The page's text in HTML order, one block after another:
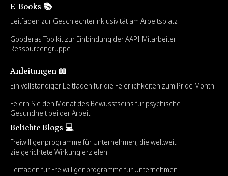
E-Books 📚
Leitfaden zur Geschlechterinklusivität am Arbeitsplatz
Gooderas Toolkit zur Einbindung der AAPI-Mitarbeiter-
Ressourcengruppe
Anleitungen 📖
Ein vollständiger Leitfaden für die Feierlichkeiten zum Pride Month
Feiern Sie den Monat des Bewusstseins für psychische
Gesundheit bei der Arbeit
Beliebte Blogs 💻
Freiwilligenprogramme für Unternehmen, die weltweit
zielgerichtete Wirkung erzielen
Leitfaden für Freiwilligenprogramme für Unternehmen